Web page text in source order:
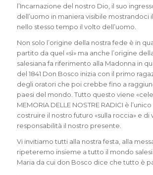
l’Incarnazione del nostro Dio, il suo
dell’uomo in maniera visibile mostrandoci
nello stesso tempo il volto dell’uomo.
Non solo l’origine della nostra fede è in
partito da quel «sì» ma anche l’origine
salesiana fa riferimento alla Madonna in
del 1841 Don Bosco inizia con il primo
degli oratori che poi crebbe fino a
paesi del mondo. Tutto questo viene
MEMORIA DELLE NOSTRE RADICI è
costruire il nostro futuro «sulla roccia» e di
responsabilità il nostro presente.
Vi invitiamo tutti alla nostra festa, alla
ripeteremo insieme a tutto il mondo
Maria da cui don Bosco dice che tutto è